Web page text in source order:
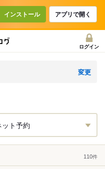
インストール アプリで開く
ログイン
変更
ット予約
110件